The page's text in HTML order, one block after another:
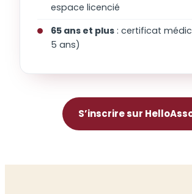
espace licencié
65 ans et plus: certificat
5 ans)
S’inscrire sur